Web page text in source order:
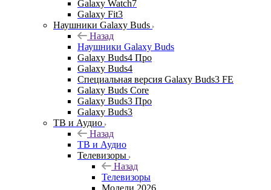
Galaxy Watch7
Galaxy Fit3
Наушники Galaxy Buds
Назад
Наушники Galaxy Buds
Galaxy Buds4 Про
Galaxy Buds4
Специальная версия Galaxy Buds3 FE
Galaxy Buds Core
Galaxy Buds3 Про
Galaxy Buds3
ТВ и Аудио
Назад
ТВ и Аудио
Телевизоры
Назад
Телевизоры
Модели 2026